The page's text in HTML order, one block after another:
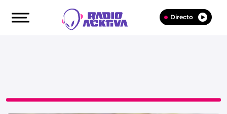
Directo